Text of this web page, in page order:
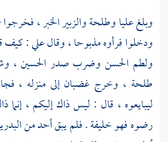
وبلغعلياوطلحةوالزبيرالخبر ،
ودخلوا فرأوه مذبوحا ، وقالعلي: كيف
ولطم الحسن وضرب صدر الحسين،
طلحة ، وخرج غضبان إلى منزله ،
ليبايعوه ، قال : ليس ذاك إليكم ، إنما
رضوه فهو خليفة . فلم يبق أحد من